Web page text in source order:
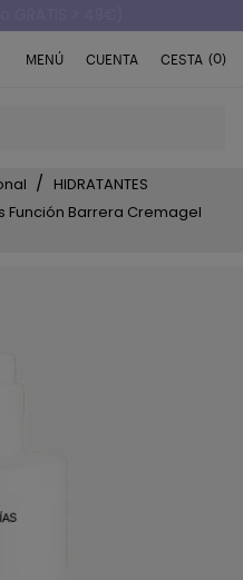
MENÚ CUENTA CESTA (0)
HIDRATANTES
Función Barrera Cremagel